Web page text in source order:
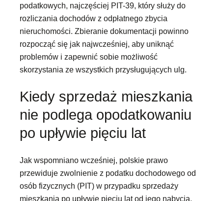
podatkowych, najczęściej PIT-39, który służy do
rozliczania dochodów z odpłatnego zbycia
nieruchomości. Zbieranie dokumentacji powinno
rozpocząć się jak najwcześniej, aby uniknąć
problemów i zapewnić sobie możliwość
skorzystania ze wszystkich przysługujących ulg.
Kiedy sprzedaż mieszkania
nie podlega opodatkowaniu
po upływie pięciu lat
Jak wspomniano wcześniej, polskie prawo
przewiduje zwolnienie z podatku dochodowego od
osób fizycznych (PIT) w przypadku sprzedaży
mieszkania po upływie pięciu lat od jego nabycia.